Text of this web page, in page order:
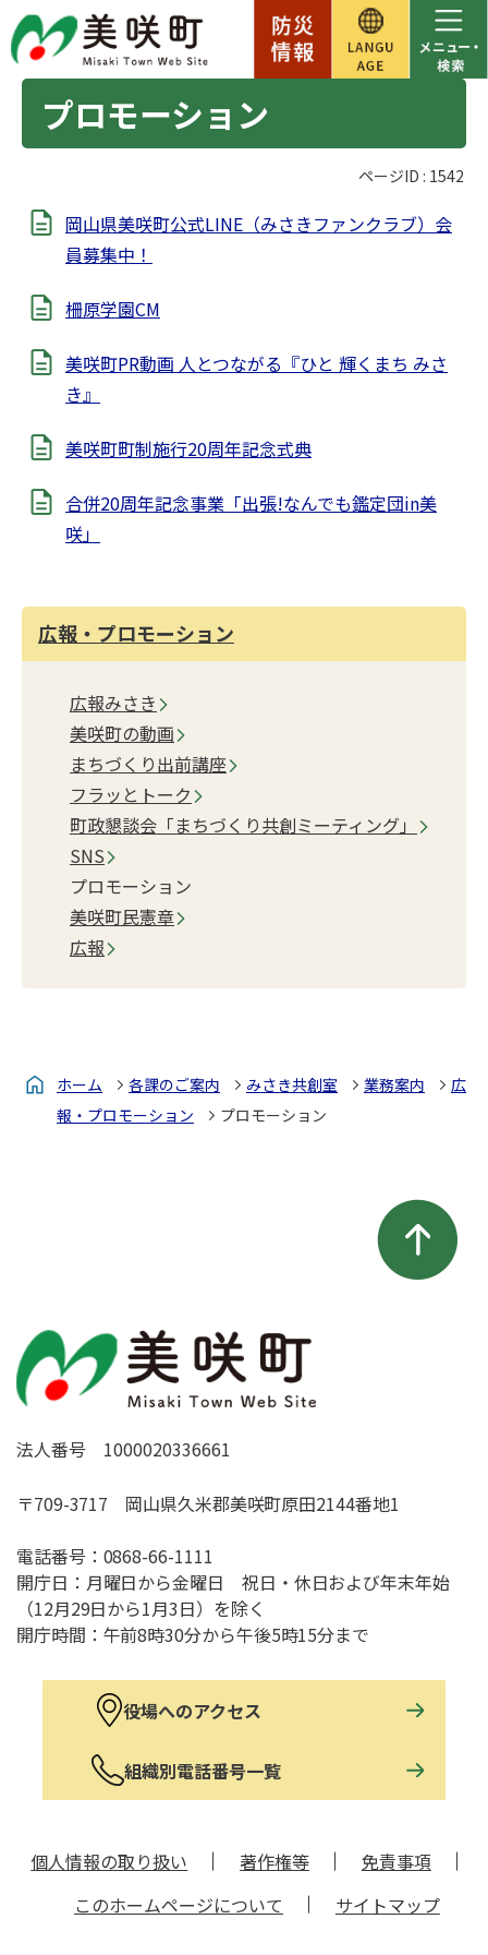
プロモーション
ページID : 1542
岡山県美咲町公式LINE（みさきファンクラブ）会
員募集中！
柵原学園CM
美咲町PR動画 人とつながる『ひと 輝くまち みさ
き』
美咲町町制施行20周年記念式典
合併20周年記念事業「出張!なんでも鑑定団in美
咲」
広報・プロモーション
広報みさき
美咲町の動画
まちづくり出前講座
フラッとトーク
町政懇談会「まちづくり共創ミーティング」
SNS
プロモーション
美咲町民憲章
広報
ホーム 各課のご案内 みさき共創室 業務案内
広
報・プロモーション
プロモーション
法人番号 1000020336661
〒709-3717 岡山県久米郡美咲町原田2144番地1
電話番号： 0868-66-1111
開庁日：月曜日から金曜日 祝日・休日および年末年始
（12月29日から1月3日）を除く
開庁時間：午前8時30分から午後5時15分まで
役場へのアクセス
組織別電話番号一覧
個人情報の取り扱い 著作権等
免責事項
このホームページについて
サイトマップ